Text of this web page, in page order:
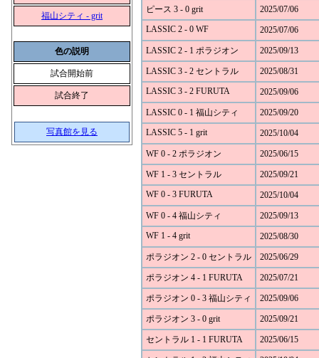
福山シティ - grit
色の説明
試合開始前
試合終了
写真館を見る
ピース 3 - 0 grit
2025/07/06
LASSIC 2 - 0 WF
2025/07/06
LASSIC 2 - 1 ポラジオン 2025/09/13
LASSIC 3 - 2 セントラル
2025/08/31
LASSIC 3 - 2 FURUTA
2025/09/06
LASSIC 0 - 1 福山シティ
2025/09/20
LASSIC 5 - 1 grit
2025/10/04
WF 0 - 2 ポラジオン 2025/06/15
WF 1 - 3 セントラル
2025/09/21
WF 0 - 3 FURUTA
2025/10/04
WF 0 - 4 福山シティ
2025/09/13
WF 1 - 4 grit
2025/08/30
ポラジオン 2 - 0 セントラル 2025/06/29
ポラジオン 4 - 1 FURUTA 2025/07/21
ポラジオン 0 - 3 福山シティ 2025/09/06
ポラジオン 3 - 0 grit 2025/09/21
セントラル 1 - 1 FURUTA 2025/06/15